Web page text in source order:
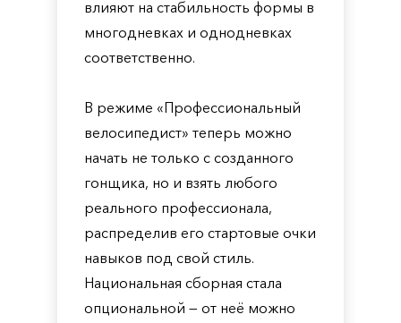
влияют на стабильность формы в
многодневках и однодневках
соответственно.
В режиме «Профессиональный
велосипедист» теперь можно
начать не только с созданного
гонщика, но и взять любого
реального профессионала,
распределив его стартовые очки
навыков под свой стиль.
Национальная сборная стала
опциональной — от неё можно